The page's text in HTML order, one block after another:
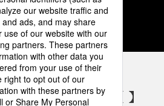
3 4 5
電気設備 SNSアカウント